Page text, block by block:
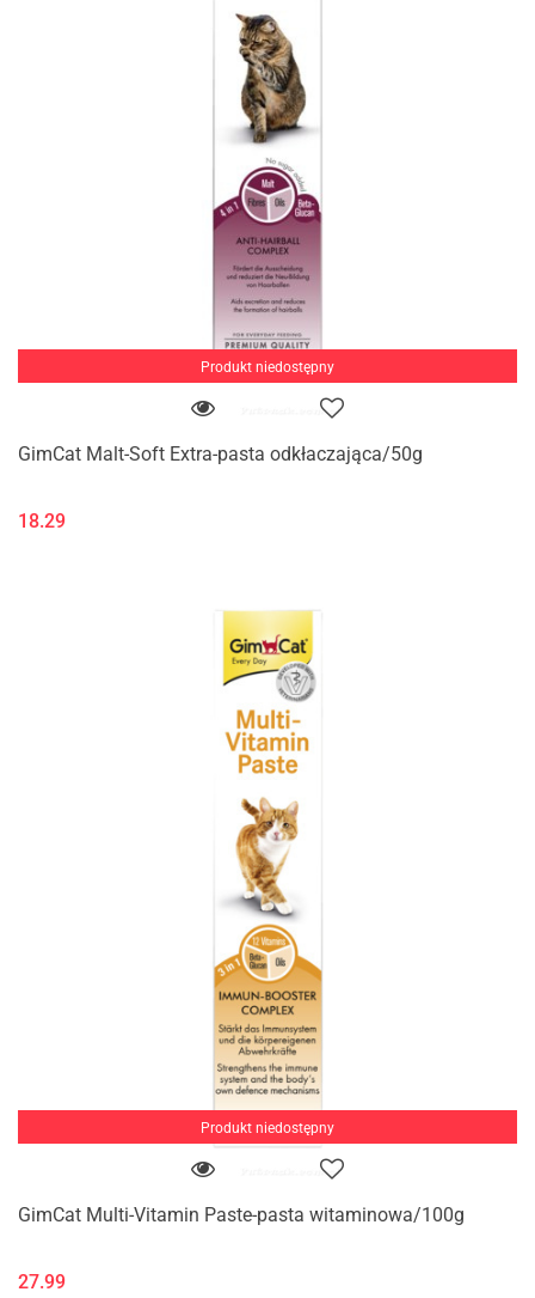
Produkt niedostępny
GimCat Malt-Soft Extra-pasta odkłaczająca/50g
18.29
Produkt niedostępny
GimCat Multi-Vitamin Paste-pasta witaminowa/100g
27.99